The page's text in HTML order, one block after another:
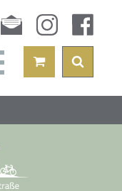
Newsletterinstagramfacebook